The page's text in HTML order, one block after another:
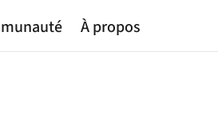
À propos